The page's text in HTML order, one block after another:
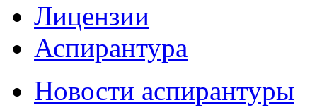
Лицензии
Аспирантура
Новости аспирантуры